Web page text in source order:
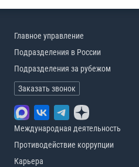
Главное управление
Подразделения в России
Подразделения за рубежом
Заказать звонок
Международная деятельность
Противодействие коррупции
Карьера